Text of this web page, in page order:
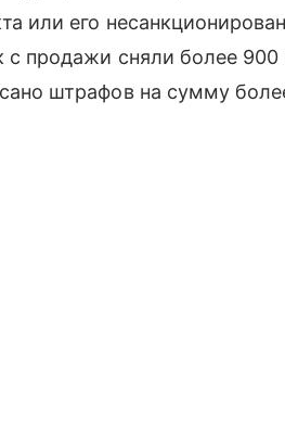
или его
с продажи сняли более
штрафов на сумму